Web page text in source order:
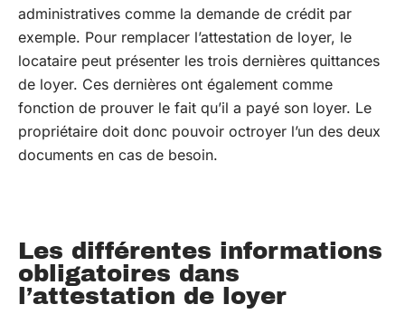
administratives comme la demande de crédit par
exemple. Pour remplacer l’attestation de loyer, le
locataire peut présenter les trois dernières quittances
de loyer. Ces dernières ont également comme
fonction de prouver le fait qu’il a payé son loyer. Le
propriétaire doit donc pouvoir octroyer l’un des deux
documents en cas de besoin.
Les différentes informations
obligatoires dans
l’attestation de loyer